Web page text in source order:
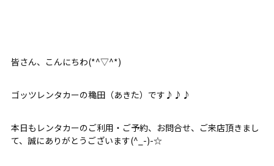
皆さん、こんにちわ(*^▽^*)
ゴッツレンタカーの穐田（あきた）です♪♪♪
本日もレンタカーのご利用・ご予約、お問合せ、ご来店頂きまし
て、誠にありがとうございます(^_-)-☆